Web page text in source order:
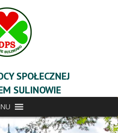
SPOŁECZNEJ
SULINOWIE